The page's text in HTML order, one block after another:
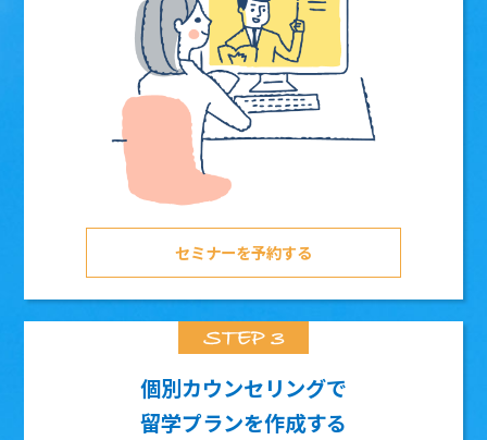
セミナーを予約する
個別カウンセリングで
留学プランを作成する